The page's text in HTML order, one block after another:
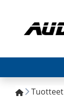
Tuotteet